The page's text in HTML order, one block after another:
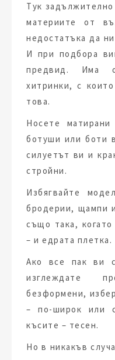
Тук
материите от
недостатъка да
И при подбора
предвид. Има
хитринки, с
това.
Носете
ботуши или боти
силуетът ви и
стройни.
Избягвайте
бродерии, щампи
също така,
– и едрата плетка.
Ако все пак ви
изглеждате
безформени,
– по-широк или
късите – тесен.
Но в никакъв